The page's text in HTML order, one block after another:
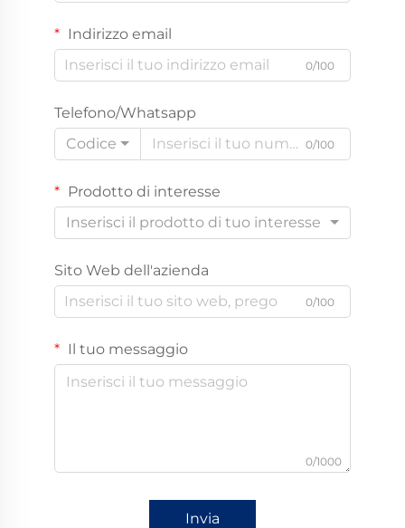
Indirizzo email
0/100
Telefono/Whatsapp
Codice
0/100
Prodotto di interesse
Inserisci il prodotto di tuo interesse
Sito Web dell'azienda
0/100
Il tuo messaggio
0/1000
Invia